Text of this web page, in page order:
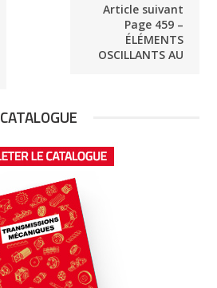
Article suivant
Page 459 –
ÉLÉMENTS
OSCILLANTS AU
CATALOGUE